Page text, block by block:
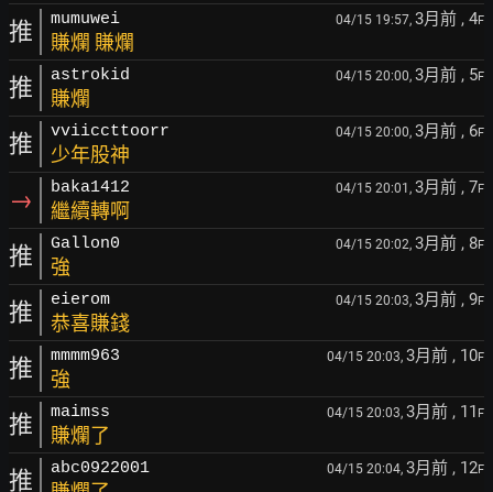
推 mumuwei 04/15 19:57, 3月前 , 4F
賺爛 賺爛
推 astrokid 04/15 20:00, 3月前 , 5F
賺爛
推 vviiccttoorr 04/15 20:00, 3月前 , 6F
少年股神
→ baka1412 04/15 20:01, 3月前 , 7F
繼續轉啊
推 Gallon0 04/15 20:02, 3月前 , 8F
強
推 eierom 04/15 20:03, 3月前 , 9F
恭喜賺錢
推 mmmm963 04/15 20:03, 3月前 , 10F
強
推 maimss 04/15 20:03, 3月前 , 11 F
賺爛了
推 abc0922001 04/15 20:04, 3月前 , 12F